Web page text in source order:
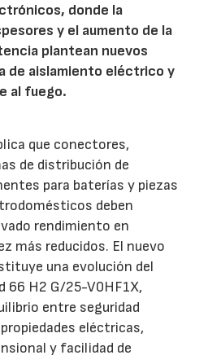
donde la
y el aumento de la
plantean nuevos
de aislamiento eléctrico y
al fuego.
que conectores,
de distribución de
para baterías y piezas
deben
rendimiento en
más reducidos. El nuevo
una evolución del
66 H2 G/25-V0HF1X,
entre seguridad
eléctricas,
y facilidad de